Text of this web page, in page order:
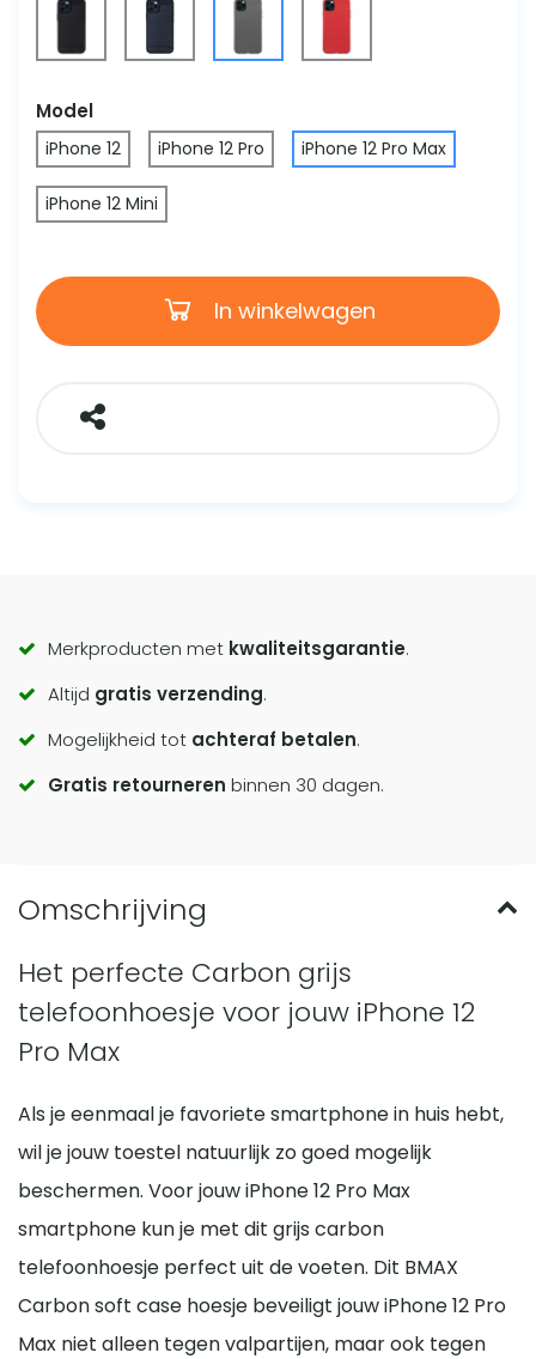
Model
iPhone 12 iPhone 12 Pro iPhone 12 Pro Max
iPhone 12 Mini
In winkelwagen
Call
to
actions
Merkproducten met kwaliteitsgarantie.
Altijd gratis verzending.
Mogelijkheid tot achteraf betalen.
Gratis retourneren binnen 30 dagen.
Het perfecte Carbon grijs
telefoonhoesje voor jouw iPhone 12
Pro Max
Als je eenmaal je favoriete smartphone in huis hebt,
wil je jouw toestel natuurlijk zo goed mogelijk
beschermen. Voor jouw iPhone 12 Pro Max
smartphone kun je met dit grijs carbon
telefoonhoesje perfect uit de voeten. Dit BMAX
Carbon soft case hoesje beveiligt jouw iPhone 12 Pro
Max niet alleen tegen valpartijen, maar ook tegen